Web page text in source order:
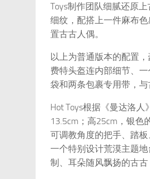
Toys制作团队细腻还原
细纹，配搭上一件麻布
置古古人偶。
以上为普通版本的配置
费特头盔连内部细节、
袋和两条包裹专用带，
Hot Toys根据《曼达洛
13.5cm；高25cm，银色
可调教角度的把手、踏
一个特别设计荒漠主题
制、耳朵随风飘扬的古古